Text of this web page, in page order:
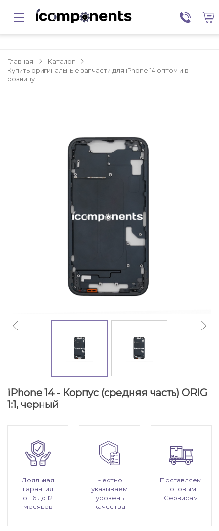
Главная
Каталог
Купить оригинальные запчасти для iPhone 14 оптом и в
розницу
iPhone 14 - Корпус (средняя часть) ORIG
1:1, черный
Лояльная
гарантия
от 6 до 12
месяцев
Честно
указываем
уровень
качества
Поставляем
топовым
Сервисам